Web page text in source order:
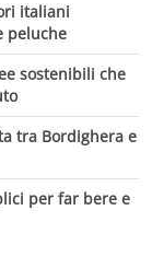
italiani
peluche
sostenibili che
tra Bordighera e
per far bere e